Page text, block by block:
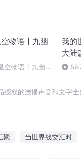
物语丨九幽
空物语丨九幽大
我的
大陆
权的连播声音和文字
聚 当世界线交汇时